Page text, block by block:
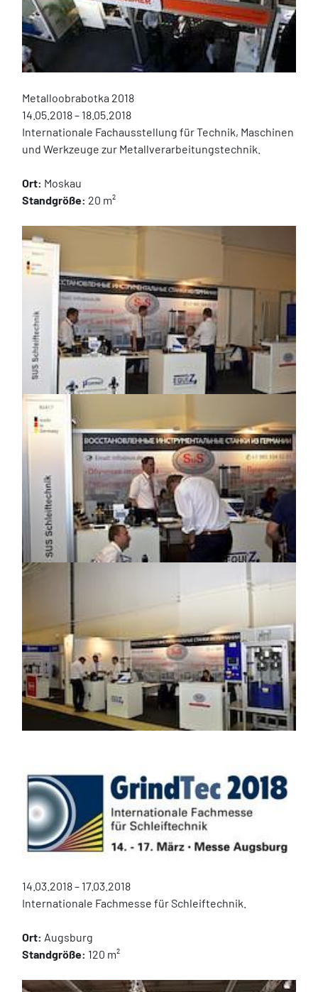
Metalloobrabotka 2018
14.05.2018 – 18.05.2018
Internationale Fachausstellung für Technik, Maschinen
und Werkzeuge zur Metallverarbeitungstechnik.
Ort: Moskau
Standgröße: 20 m²
14.03.2018 – 17.03.2018
Internationale Fachmesse für Schleiftechnik.
Ort: Augsburg
Standgröße: 120 m²